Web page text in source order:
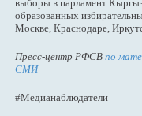
выборы в парламент
образованных
Москве, Краснодаре,
Пресс-центр РФСВ по
СМИ
#Медианаблюдатели